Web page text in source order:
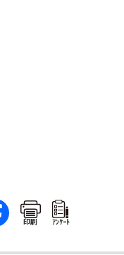
印刷 ｱﾝｹｰﾄ